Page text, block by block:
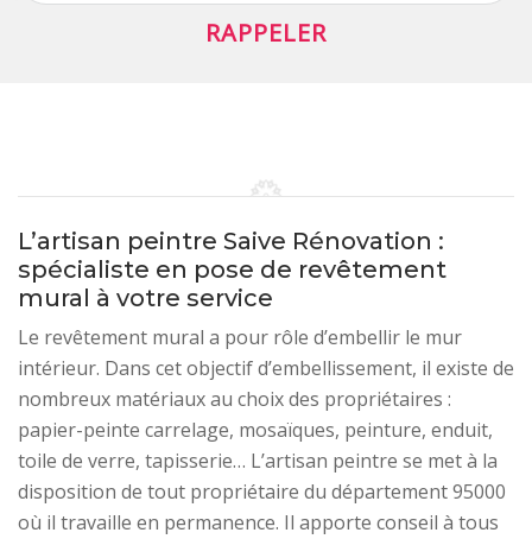
L’artisan peintre Saive Rénovation :
spécialiste en pose de revêtement
mural à votre service
Le revêtement mural a pour rôle d’embellir le mur
intérieur. Dans cet objectif d’embellissement, il existe de
nombreux matériaux au choix des propriétaires :
papier-peinte carrelage, mosaïques, peinture, enduit,
toile de verre, tapisserie… L’artisan peintre se met à la
disposition de tout propriétaire du département 95000
où il travaille en permanence. Il apporte conseil à tous